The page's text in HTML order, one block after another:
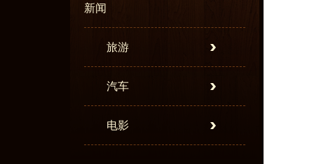
新闻
旅游
汽车
电影